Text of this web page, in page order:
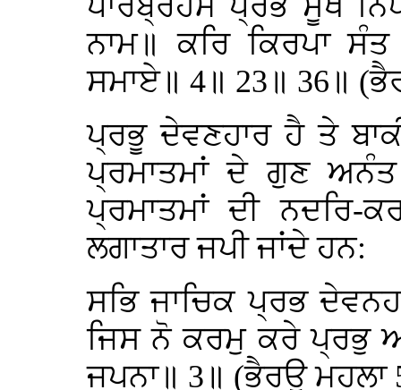
ਨਾਮ॥ ਕਰਿ ਕਿਰਪਾ
ਸਮਾਏ॥ 4॥ 23॥ 36॥
ਪ੍ਰਭੂ ਦੇਵਣਹਾਰ ਹੈ ਤੇ
ਪ੍ਰਮਾਤਮਾਂ ਦੇ ਗੁਣ
ਪ੍ਰਮਾਤਮਾਂ ਦੀ ਨਦਰਿ-
ਲਗਾਤਾਰ ਜਪੀ ਜਾਂਦੇ ਹਨ:
ਸਭਿ ਜਾਚਿਕ ਪ੍ਰਭ
ਜਿਸ ਨੋ ਕਰਮੁ ਕਰੇ ਪ੍ਰਭੁ
ਜਪਨਾ॥ 3॥ (ਭੈਰਉ ਮਹਲਾ